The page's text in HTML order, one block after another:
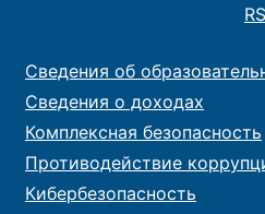
Сведения об
Сведения о доходах
Комплексная безопасность
Противодействие
Кибербезопасность